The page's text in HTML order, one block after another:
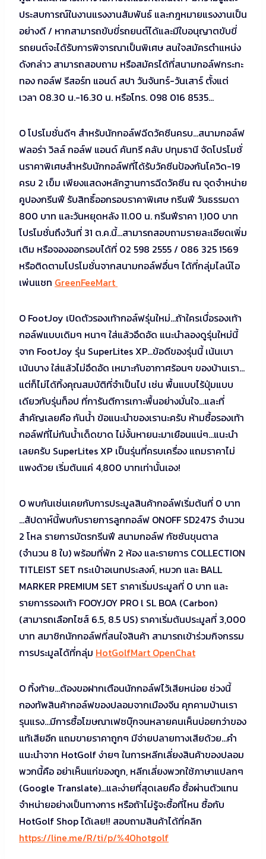
ประสบการณ์ในงานแรงงานสัมพันธ์ และกฎหมายแรงงานเป็น
อย่างดี / หากสามารถขับขี่รถยนต์ได้และมีใบอนุญาตขับขี่
รถยนต์จะได้รับการพิจารณาเป็นพิเศษ สนใจสมัครตำแหน่ง
ดังกล่าว สามารถสอบถาม หรือสมัครได้ที่สนามกอล์ฟกระทะ
ทอง กอล์ฟ รีสอร์ท แอนด์ สปา วันจันทร์-วันเสาร์ ตั้งแต่
เวลา 08.30 น.-16.30 น. หรือโทร. 098 016 8535…
O โปรโมชั่นดีๆ สำหรับนักกอล์ฟฉีดวัคซีนครบ…สนามกอล์ฟ
ฟลอร่า วิลล์ กอล์ฟ แอนด์ คันทรี คลับ ปทุมธานี จัดโปรโมชั่
นราคาพิเศษสำหรับนักกอล์ฟที่ได้รับวัคซีนป้องกันโควิด-19
ครบ 2 เข็ม เพียงแสดงหลักฐานการฉีดวัคซีน ณ จุดจำหน่าย
คูปองกรีนฟี รับสิทธิ์ออกรอบราคาพิเศษ กรีนฟี วันธรรมดา
800 บาท และวันหยุดหลัง 11.00 น. กรีนฟีราคา 1,100 บาท
โปรโมชั่นถึงวันที่ 31 ต.ค.นี้…สามารถสอบถามรายละเอียดเพิ่ม
เติม หรือจองออกรอบได้ที่ 02 598 2555 / 086 325 1569
หรือติดตามโปรโมชั่นจากสนามกอล์ฟอื่นๆ ได้ที่กลุ่มไลน์โอ
เพ่นแชท GreenFeeMart
O FootJoy เปิดตัวรองเท้ากอล์ฟรุ่นใหม่…ถ้าใครเบื่อรองเท้า
กอล์ฟแบบเดิมๆ หนาๆ ใส่แล้วอึดอัด แนะนำลองดูรุ่นใหม่นี้
จาก FootJoy รุ่น SuperLites XP…ข้อดีของรุ่นนี้ เน้นเบา
เน้นบาง ใส่แล้วไม่อึดอัด เหมาะกับอากาศร้อนๆ ของบ้านเรา…
แต่ก็ไม่ได้ทิ้งคุณสมบัติที่จำเป็นไป เช่น พื้นแบบไร้ปุ่มแบบ
เดียวกับรุ่นท็อป ที่การันตีการเกาะพื้นอย่างมั่นใจ…และที่
สำคัญเลยคือ กันน้ำ ข้อแนะนำของเรานะครับ ห้ามซื้อรองเท้า
กอล์ฟที่ไม่กันน้ำเด็ดขาด ไม่งั้นหายนะมาเยือนแน่ๆ…แนะนำ
เลยครับ SuperLites XP เป็นรุ่นที่ครบเครื่อง แถมราคาไม่
แพงด้วย เริ่มต้นแค่ 4,800 บาทเท่านั้นเอง!
O พบกันเช่นเคยกับการประมูลสินค้ากอล์ฟเริ่มต้นที่ 0 บาท
…สัปดาห์นี้พบกับรายการลูกกอล์ฟ ONOFF SD247S จำนวน
2 โหล รายการบัตรกรีนฟี สนามกอล์ฟ กัซซันขุนตาล
(จำนวน 8 ใบ) พร้อมที่พัก 2 ห้อง และรายการ COLLECTION
TITLEIST SET กระเป๋าอเนกประสงค์, หมวก และ BALL
MARKER PREMIUM SET ราคาเริ่มประมูลที่ 0 บาท และ
รายการรองเท้า FOOYJOY PRO l SL BOA (Carbon)
(สามารถเลือกไซส์ 6.5, 8.5 US) ราคาเริ่มต้นประมูลที่ 3,000
บาท สมาชิกนักกอล์ฟที่สนใจสินค้า สามารถเข้าร่วมกิจกรรม
การประมูลได้ที่กลุ่ม HotGolfMart OpenChat
O ทิ้งท้าย…ต้องขอฝากเตือนนักกอล์ฟไว้เสียหน่อย ช่วงนี้
กองทัพสินค้ากอล์ฟของปลอมจากเมืองจีน คุกคามบ้านเรา
รุนแรง…มีการซื้อโฆษณาเฟซบุ๊กจนหลายคนเห็นบ่อยกว่าของ
แท้เสียอีก แถมขายราคาถูกๆ มีจ่ายปลายทางเสียด้วย…คำ
แนะนำจาก HotGolf ง่ายๆ ในการหลีกเลี่ยงสินค้าของปลอม
พวกนี้คือ อย่าเห็นแก่ของถูก, หลีกเลี่ยงพวกใช้ภาษาแปลกๆ
(Google Translate)…และง่ายที่สุดเลยคือ ซื้อผ่านตัวแทน
จำหน่ายอย่างเป็นทางการ หรือถ้าไม่รู้จะซื้อที่ไหน ซื้อกับ
HotGolf Shop ได้เลย!! สอบถามสินค้าได้ที่คลิก
https://line.me/R/ti/p/%40hotgolf